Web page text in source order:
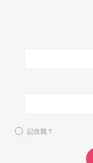
記住我？